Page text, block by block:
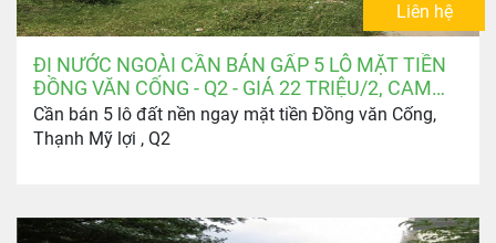
Liên hệ
ĐI NƯỚC NGOÀI CẦN BÁN GẤP 5 LÔ MẶT TIỀN
ĐỒNG VĂN CỐNG - Q2 - GIÁ 22 TRIỆU/2, CAM
KẾT MỀM NHẤT THỊ TRƯỜNG
Cần bán 5 lô đất nền ngay mặt tiền Đồng văn Cống,
Thạnh Mỹ lợi , Q2